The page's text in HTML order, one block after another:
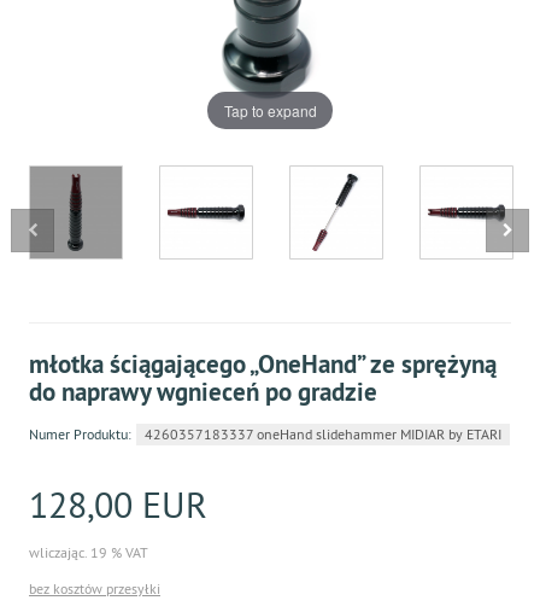
Tap to expand
młotka ściągającego „OneHand” ze sprężyną
do naprawy wgnieceń po gradzie
Numer Produktu: 4260357183337 oneHand slidehammer MIDIAR by ETARI
128,00 EUR
wliczając. 19 % VAT
bez kosztów przesyłki